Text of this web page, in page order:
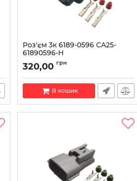
Роз'єм 3к 6189-0596 CA25-
61890596-H
Артикул: 6189-0596
320,00 грн
В кошик